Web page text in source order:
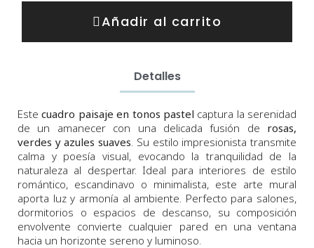
Añadir al carrito
Detalles
Estecuadro paisaje en tonos pastel captura la serenidad
de un amanecer con una delicada fusión de rosas,
verdes y azules suaves . Su estilo impresionista transmite
calma y poesía visual, evocando la tranquilidad de la
naturaleza al despertar. Ideal para interiores de estilo
romántico, escandinavo o minimalista, este arte mural
aporta luz y armonía al ambiente. Perfecto para salones,
dormitorios o espacios de descanso, su composición
envolvente convierte cualquier pared en una ventana
hacia un horizonte sereno y luminoso.